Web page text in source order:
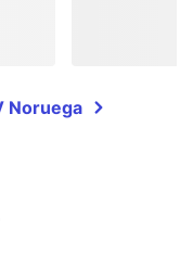
Noruega